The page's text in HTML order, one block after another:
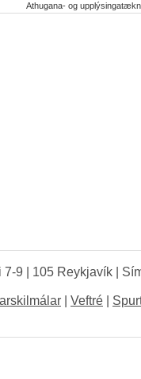
Athugana- og
9 | 105 Reykjavík |
Veftré